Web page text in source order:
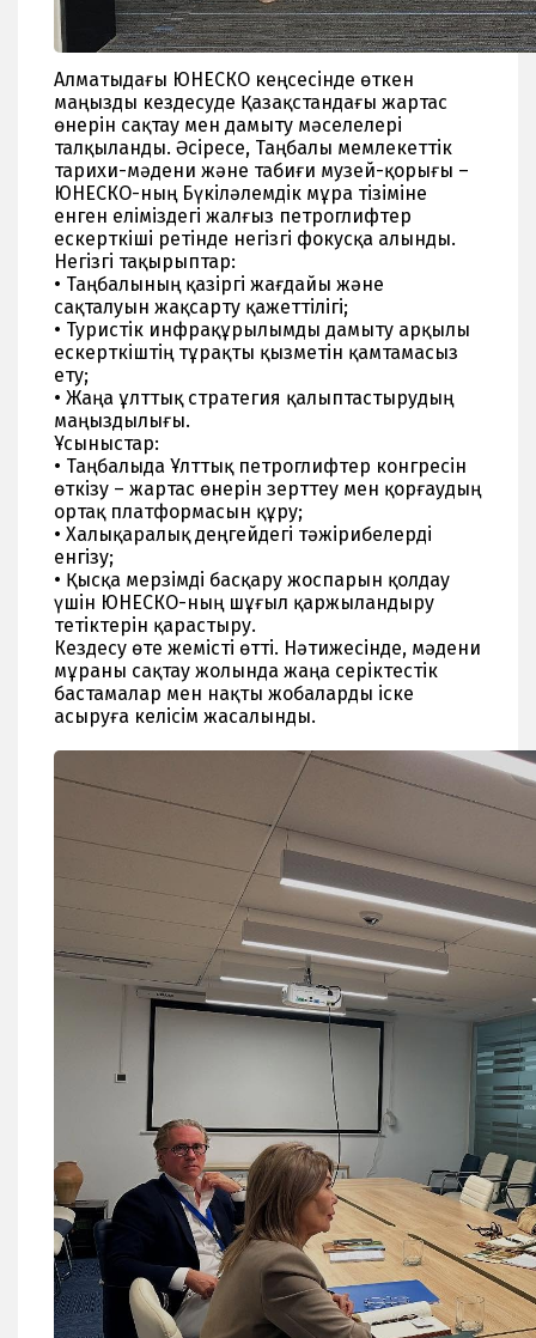
Алматыдағы ЮНЕСКО кеңсесінде өткен
маңызды кездесуде Қазақстандағы жартас
өнерін сақтау мен дамыту мәселелері
талқыланды. Әсіресе, Таңбалы мемлекеттік
тарихи-мәдени және табиғи музей-қорығы –
ЮНЕСКО-ның Бүкіләлемдік мұра тізіміне
енген еліміздегі жалғыз петроглифтер
ескерткіші ретінде негізгі фокусқа алынды.
Негізгі тақырыптар:
• Таңбалының қазіргі жағдайы және
сақталуын жақсарту қажеттілігі;
• Туристік инфрақұрылымды дамыту арқылы
ескерткіштің тұрақты қызметін қамтамасыз
ету;
• Жаңа ұлттық стратегия қалыптастырудың
маңыздылығы.
Ұсыныстар:
• Таңбалыда Ұлттық петроглифтер конгресін
өткізу – жартас өнерін зерттеу мен қорғаудың
ортақ платформасын құру;
• Халықаралық деңгейдегі тәжірибелерді
енгізу;
• Қысқа мерзімді басқару жоспарын қолдау
үшін ЮНЕСКО-ның шұғыл қаржыландыру
тетіктерін қарастыру.
Кездесу өте жемісті өтті. Нәтижесінде, мәдени
мұраны сақтау жолында жаңа серіктестік
бастамалар мен нақты жобаларды іске
асыруға келісім жасалынды.